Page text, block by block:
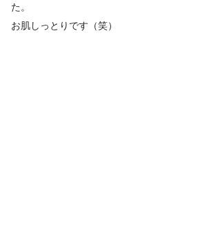
た。
お肌しっとりです（笑）